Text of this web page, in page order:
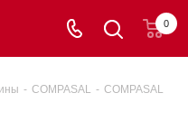
0
- COMPASAL - COMPASAL